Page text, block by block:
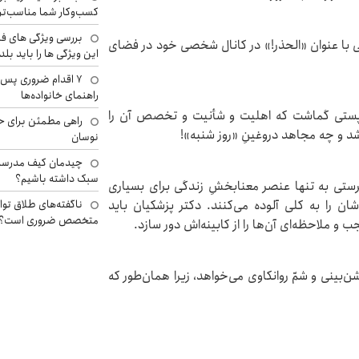
با عنوان «الحذر!» در کانال شخصی خود در فضای
گماشت که اهلیت و شأنیت و تخصص آن را
و چه مجاهد دروغینِ «روز شنبه»!
به تنها عنصر معنابخشِ زندگی برای بسیاری
را به کلی آلوده می‌کنند. دکتر پزشکیان باید
و ملاحظه‌ای آن‌ها را از کابینه‌اش دور سازد.
و شمّ روانکاوی می‌خواهد، زیرا همان‌طور که
کسب‌وکار شما
بررسی ویژگی های
این ویژگی ها را باید
۷ اقدام ضروری
راهنمای خانواده‌ها
راهی مطمئن برای
نوسان
چیدمان کیف
سبک داشته باشیم؟
ناگفته‌های طلاق
متخصص ضروری